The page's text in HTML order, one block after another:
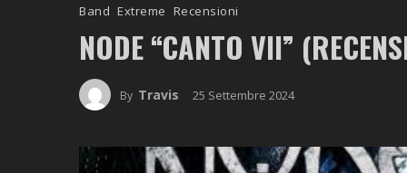
Band Extreme Recensioni
NODE “CANTO VII”
By Travis 25 Settembre 2024